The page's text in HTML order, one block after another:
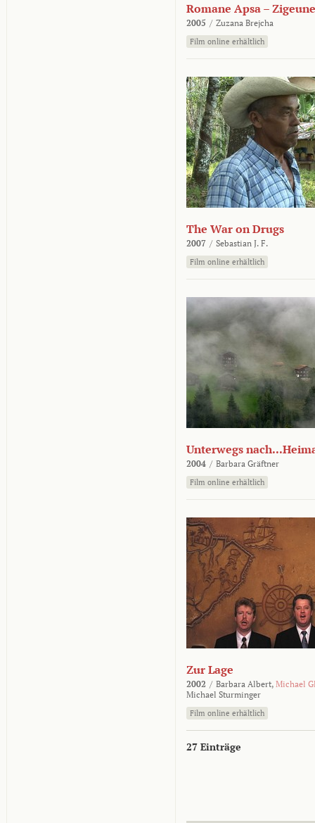
Romane Apsa –
2005 / Zuzana Brejcha
Film online erhältlich
The War on Drugs
2007 / Sebastian J. F.
Film online erhältlich
Unterwegs
2004 / Barbara Gräftner
Film online erhältlich
Zur Lage
2002 / Barbara Albert, Michael
Michael Sturminger
Film online erhältlich
27 Einträge